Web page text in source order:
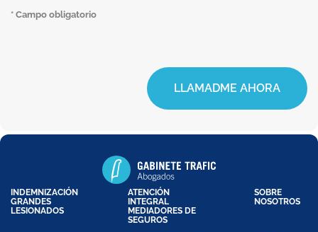
* Campo obligatorio
LLAMADME AHORA
INDEMNIZACIÓN
GRANDES
LESIONADOS
ATENCIÓN
INTEGRAL
MEDIADORES DE
SEGUROS
SOBRE
NOSOTROS